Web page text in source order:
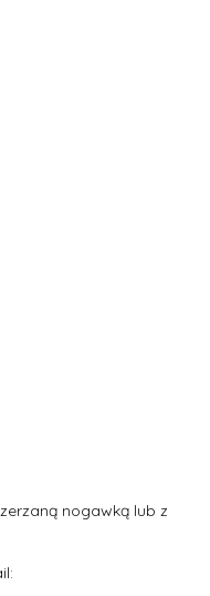
nogawką lub z